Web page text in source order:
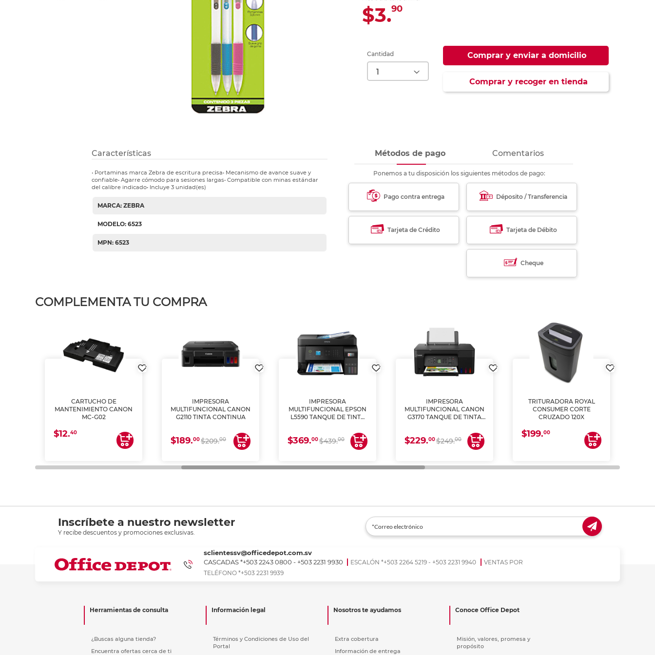
Ver más
Refuerzos para carpeta
Ver más
$3.90
Cantidad Comprar y enviar a domicilio
Comprar y recoger en tienda
Características
• Portaminas marca Zebra de escritura precisa• Mecanismo de avance suave y
confiable• Agarre cómodo para sesiones largas• Compatible con minas estándar
del calibre indicado• Incluye 3 unidad(es)
MARCA: ZEBRA
MODELO: 6523
MPN: 6523
Métodos de pago Comentarios
Ponemos a tu disposición los siguientes métodos de pago:
Pago contra entrega Déposito / Transferencia
Tarjeta de Crédito Tarjeta de Débito
Cheque
COMPLEMENTA TU COMPRA
CARTUCHO DE
MANTENIMIENTO CANON
MC-G02
$12.40
IMPRESORA
MULTIFUNCIONAL CANON
G2110 TINTA CONTINUA
$189.00$209.00
IMPRESORA
MULTIFUNCIONAL EPSON
L5590 TANQUE DE TINTA
$369.00$439.00
IMPRESORA
MULTIFUNCIONAL CANON
G3170 TANQUE DE TINTA
$229.00$249.00
TRITURADORA ROYAL
CONSUMER CORTE
CRUZADO 120X
$199.00
Inscríbete a nuestro newsletter
Y recibe descuentos y promociones exclusivas.
sclientessv@officedepot.com.sv
CASCADAS *+503 2243 0800 - +503 2231 9930
ESCALÓN *+503 2264 5219 - +503 2231 9940
VENTAS POR
TELÉFONO *+503 2231 9939
Herramientas de consulta
¿Buscas alguna tienda?
Encuentra ofertas cerca de ti
Información legal
Términos y Condiciones de Uso del
Portal
Nosotros te ayudamos
Extra cobertura
Información de entrega
Conoce Office Depot
Misión, valores, promesa y
propósito